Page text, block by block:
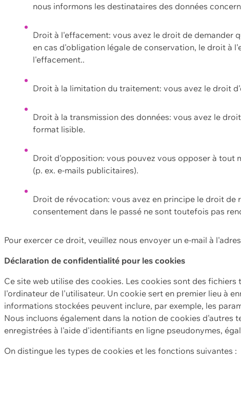
nous informons les destinataires des données
Droit à l'effacement: vous avez le droit de demander
en cas d'obligation légale de conservation, le droit à
l'effacement..
Droit à la limitation du traitement: vous avez le droit
Droit à la transmission des données: vous avez le
format lisible.
Droit d'opposition: vous pouvez vous opposer à tout
(p. ex. e-mails publicitaires).
Droit de révocation: vous avez en principe le droit
consentement dans le passé ne sont toutefois pas
Pour exercer ce droit, veuillez nous envoyer un e-mail à
Déclaration de confidentialité pour les cookies
Ce site web utilise des cookies. Les cookies sont des
l'ordinateur de l'utilisateur. Un cookie sert en premier lieu à
informations stockées peuvent inclure, par exemple, les
Nous incluons également dans la notion de cookies d'autres
enregistrées à l'aide d'identifiants en ligne pseudonymes,
On distingue les types de cookies et les fonctions suivantes :